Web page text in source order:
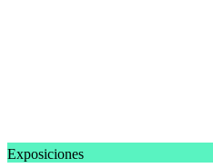
Exposiciones